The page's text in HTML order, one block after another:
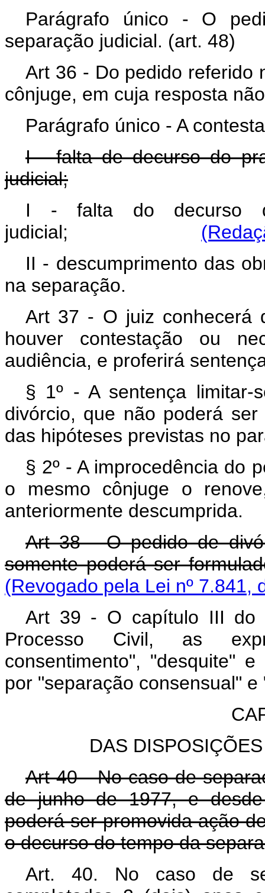
Parágrafo único - O
separação judicial. (art. 48)
Art 36 - Do pedido referido
cônjuge, em cuja resposta
Parágrafo único - A
I - falta de decurso do
judicial;
I - falta do decurso
judicial;
II - descumprimento das
na separação.
Art 37 - O juiz conhecerá
houver contestação ou
audiência, e proferirá
§ 1º - A sentença limitar-
divórcio, que não poderá
das hipóteses previstas no
§ 2º - A improcedência do
o mesmo cônjuge o
anteriormente descumprida.
Art 38 - O pedido de
somente poderá ser
(Revogado pela Lei nº 7.841,
Art 39 - O capítulo III do
Processo Civil, as
consentimento", "desquite"
por "separação consensual"
DAS
Art 40 - No caso de
de junho de 1977, e
poderá ser promovida ação
o decurso do tempo da
Art. 40. No caso de